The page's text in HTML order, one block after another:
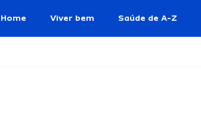
Home Viver bem Saúde de A-Z